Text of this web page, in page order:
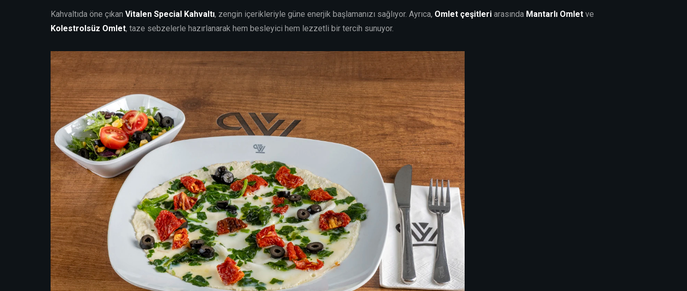
Kahvaltıda öne çıkan Vitalen Special Kahvaltı, zengin içerikleriyle güne enerjik başlamanızı sağlıyor. Ayrıca, Omlet çeşitleri arasında Mantarlı Omlet ve
Kolestrolsüz Omlet, taze sebzelerle hazırlanarak hem besleyici hem lezzetli bir tercih sunuyor.